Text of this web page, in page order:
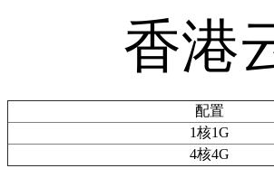
香港云
配置
1核1G
4核4G